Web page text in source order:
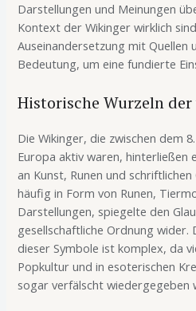
Darstellungen und Meinungen
Kontext der Wikinger wirklich
Auseinandersetzung mit Quellen
Bedeutung, um eine fundierte
Historische Wurzeln
Die Wikinger, die zwischen dem
Europa aktiv waren, hinterließen
an Kunst, Runen und
häufig in Form von Runen,
Darstellungen, spiegelte den
gesellschaftliche Ordnung
dieser Symbole ist komplex, da
Popkultur und in esoterischen
sogar verfälscht wiedergegeben